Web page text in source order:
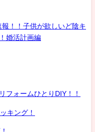
！！子供が欲しいど陰キ
婚活計画編
フォームひとりDIY！！
キング！